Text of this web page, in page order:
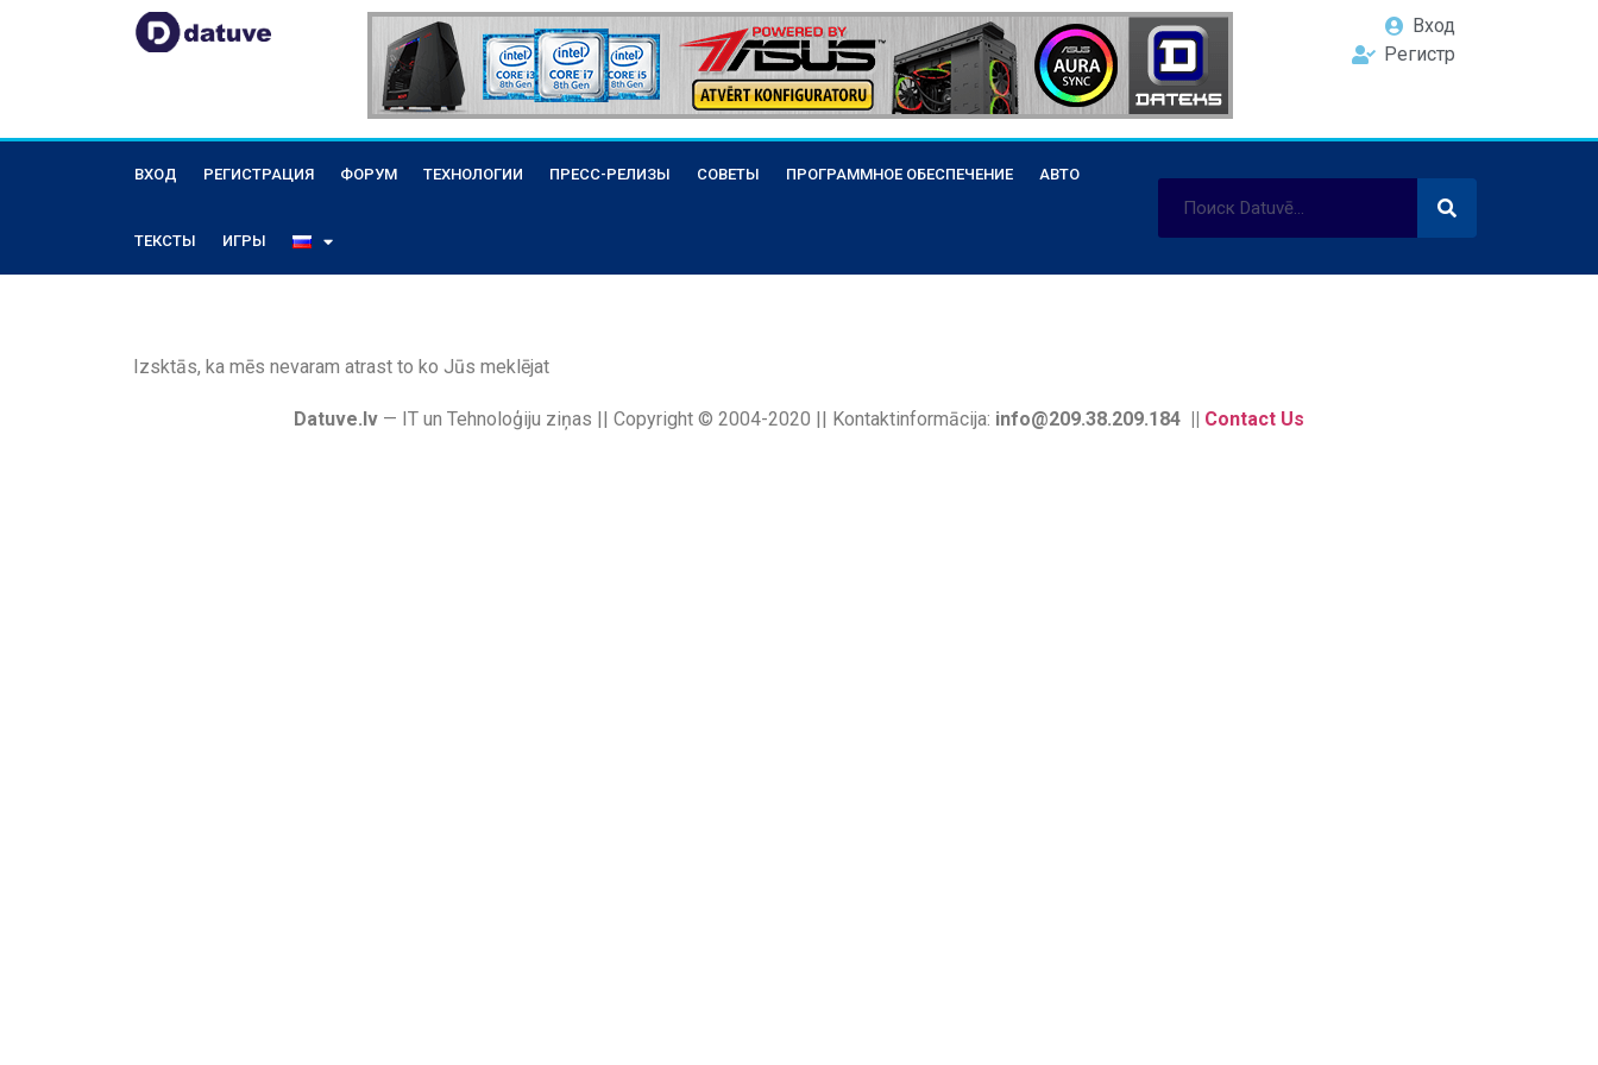
Вход
Регистр
ВХОД РЕГИСТРАЦИЯ ФОРУМ ТЕХНОЛОГИИ ПРЕСС-РЕЛИЗЫ СОВЕТЫ ПРОГРАММНОЕ ОБЕСПЕЧЕНИЕ АВТО
ТЕКСТЫ ИГРЫ
Izsktās, ka mēs nevaram atrast to ko Jūs meklējat
Datuve.lv — IT un Tehnoloģiju ziņas || Copyright © 2004-2020 || Kontaktinformācija: info@209.38.209.184 || Contact Us